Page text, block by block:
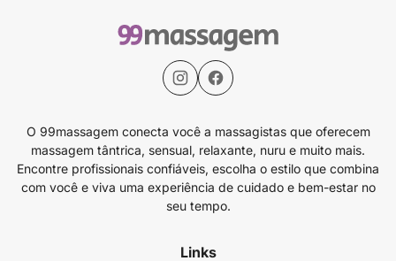
O 99massagem conecta você a massagistas que oferecem
massagem tântrica, sensual, relaxante, nuru e muito mais.
Encontre profissionais confiáveis, escolha o estilo que combina
com você e viva uma experiência de cuidado e bem-estar no
seu tempo.
Links